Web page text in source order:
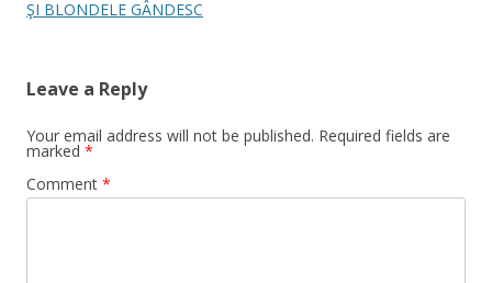
ŞI BLONDELE GÂNDESC
Leave a Reply
Your email address will not be published. Required fields are
marked *
Comment *